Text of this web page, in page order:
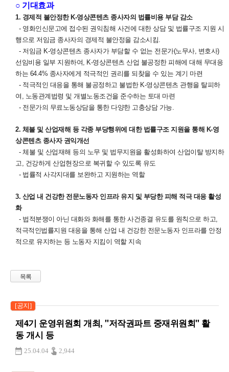
○ 기대효과
1. 경제적 불안정한 K-영상콘텐츠 종사자의 법률비용 부담 감소
- 영화인신문고에 접수된 권익침해 사건에 대한 상담 및 법률구조 지원 시
행으로 저임금 종사자의 경제적 불안정을 감소시킴.
- 저임금 K-영상콘텐츠 종사자가 부담할 수 없는 전문가(노무사, 변호사)
선임비용 일부 지원하여, K-영상콘텐츠 산업 불공정한 피해에 대해 무대응
하는 64.4% 종사자에게 적극적인 권리를 되찾을 수 있는 계기 마련
- 적극적인 대응을 통해 불공정하고 불법한 K-영상콘텐츠 관행을 탈피하
여, 노동관계법령 및 개별노동조건을 준수하는 토대 마련
- 전문가의 무료노동상담을 통한 다양한 고충상담 가능.
2. 체불 및 산업재해 등 각종 부당행위에 대한 법률구조 지원을 통해 K-영
상콘텐츠 종사자 권익개선
- 체불 및 산업재해 등의 노무 및 법무지원을 활성화하여 산업이탈 방지하
고, 건강하게 산업현장으로 복귀할 수 있도록 유도
- 법률적 사각지대를 보완하고 지원하는 역할
3. 산업 내 건강한 전문노동자 인프라 유지 및 부당한 피해 적극 대응 활성
화
- 법적분쟁이 아닌 대화와 화해를 통한 사건종결 유도를 원칙으로 하고,
적극적인법률지원 대응을 통해 산업 내 건강한 전문노동자 인프라를 안정
적으로 유지하는 등 노동자 지킴이 역할 지속
목록
[공지]
제4기 운영위원회 개최, "저작권파트 중재위원회" 활
동 개시 등
25.04.04 2,944